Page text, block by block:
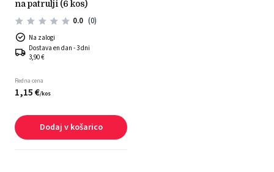
na patrulji (6 kos)
0.0 (0)
Na zalogi
Dostava en dan - 3 dni
3,90 €
Redna cena
1,15€/kos
Dodaj v košarico